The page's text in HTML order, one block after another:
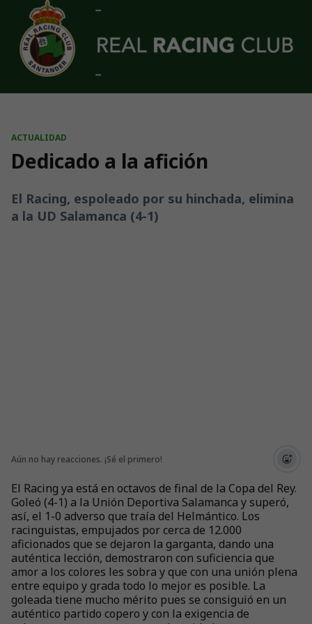
Skip to main content
ACTUALIDAD
Dedicado a la afición
El Racing, espoleado por su hinchada, elimina
a la UD Salamanca (4-1)
Aún no hay reacciones. ¡Sé el primero!
El Racing ya está en octavos de final de la Copa del Rey.
Goleó (4-1) a la Unión Deportiva Salamanca y superó,
así, el 1-0 adverso que traía del Helmántico. Los
racinguistas, empujados por cerca de 12.000
aficionados que se dejaron la garganta, dando una
auténtica lección, demostraron con suficiencia que
amor a los colores les sobra y que con una unión plena
entre equipo y grada todo lo mejor es posible. La
goleada tiene mucho mérito pues se consiguió en un
auténtico partido copero y con la exigencia de